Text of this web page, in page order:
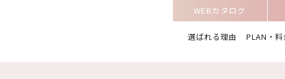
WEBカタログ
選ばれる理由 PLAN・